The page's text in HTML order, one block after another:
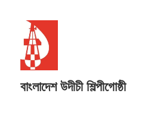
বাংলাদেশ উদীচী শিল্পীগোষ্ঠী